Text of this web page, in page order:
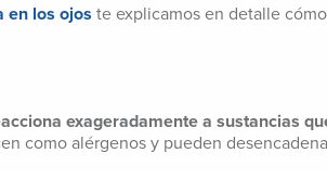
en los ojos te explicamos en detalle
exageradamente a sustancias
como alérgenos y pueden